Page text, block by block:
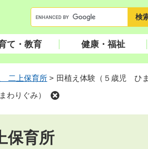
ー
ワ
ー
索
て・教育 健康・福祉
二上保育所 > 田植え体験（５歳児 ひま
わりぐみ）
育所